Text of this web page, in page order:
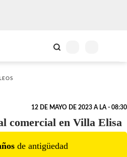
12 DE MAYO DE 2023 A LA - 08:30
comercial en Villa Elisa
s de antigüedad